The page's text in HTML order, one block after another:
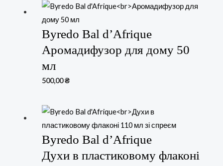
Byredo Bal d’Afrique
Аромадифузор для дому 50
мл
500,00₴
Byredo Bal d’Afrique
Духи в пластиковому флаконі